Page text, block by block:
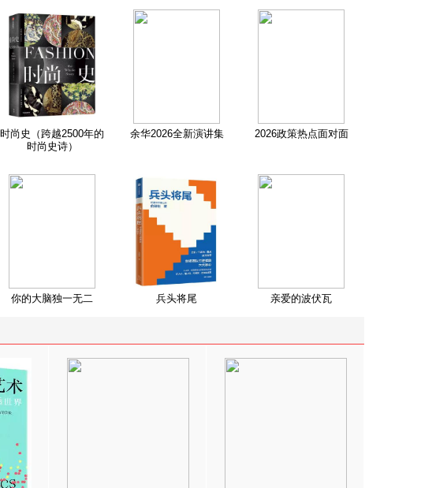
时尚史（跨越2500年的
时尚史诗）
余华2026全新演讲集 2026政策热点面对面
你的大脑独一无二 兵头将尾 亲爱的波伏瓦